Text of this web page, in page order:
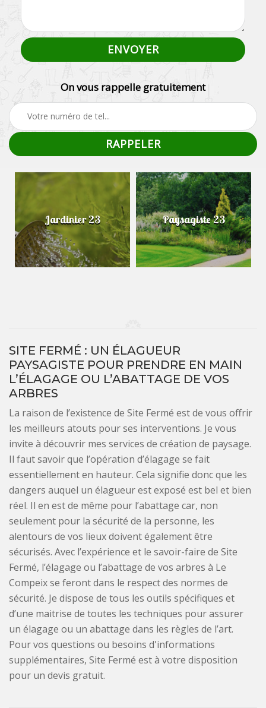
On vous rappelle gratuitement
Jardinier 23 Paysagiste 23
SITE FERMÉ : UN ÉLAGUEUR
PAYSAGISTE POUR PRENDRE EN MAIN
L’ÉLAGAGE OU L’ABATTAGE DE VOS
ARBRES
La raison de l’existence de Site Fermé est de vous offrir
les meilleurs atouts pour ses interventions. Je vous
invite à découvrir mes services de création de paysage.
Il faut savoir que l’opération d’élagage se fait
essentiellement en hauteur. Cela signifie donc que les
dangers auquel un élagueur est exposé est bel et bien
réel. Il en est de même pour l’abattage car, non
seulement pour la sécurité de la personne, les
alentours de vos lieux doivent également être
sécurisés. Avec l’expérience et le savoir-faire de Site
Fermé, l’élagage ou l’abattage de vos arbres à Le
Compeix se feront dans le respect des normes de
sécurité. Je dispose de tous les outils spécifiques et
d’une maitrise de toutes les techniques pour assurer
un élagage ou un abattage dans les règles de l’art.
Pour vos questions ou besoins d'informations
supplémentaires, Site Fermé est à votre disposition
pour un devis gratuit.